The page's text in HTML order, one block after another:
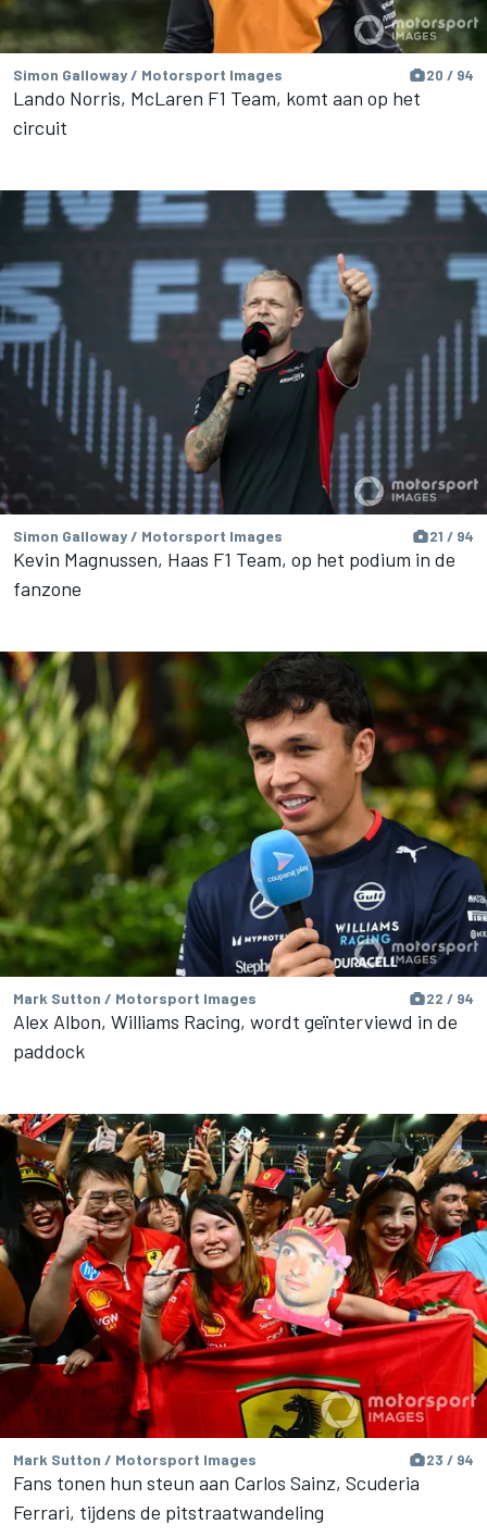
Simon Galloway / Motorsport Images 20 / 94
Lando Norris, McLaren F1 Team, komt aan op het
circuit
Simon Galloway / Motorsport Images 21 / 94
Kevin Magnussen, Haas F1 Team, op het podium in de
fanzone
Mark Sutton / Motorsport Images 22 / 94
Alex Albon, Williams Racing, wordt geïnterviewd in de
paddock
Mark Sutton / Motorsport Images 23 / 94
Fans tonen hun steun aan Carlos Sainz, Scuderia
Ferrari, tijdens de pitstraatwandeling